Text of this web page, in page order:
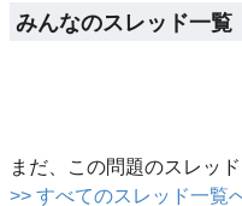
みんなのスレッド一覧
まだ、この問題のスレッド
>> すべてのスレッド一覧